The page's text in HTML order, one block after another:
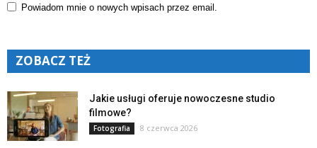
Powiadom mnie o nowych wpisach przez email.
ZOBACZ TEŻ
Jakie usługi oferuje nowoczesne studio
filmowe?
Fotografia 8 czerwca 2026